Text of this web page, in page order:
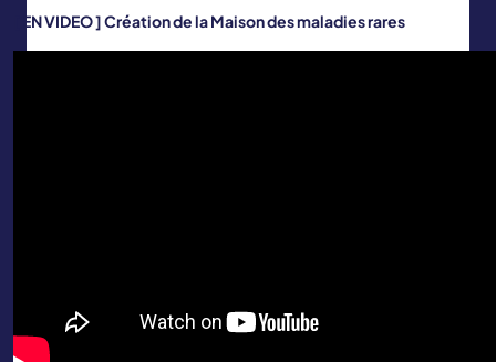
[ EN VIDEO ] Création de la Maison des maladies rares